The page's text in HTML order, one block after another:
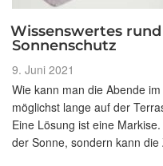
Wissenswertes
Sonnenschutz
Veröffentlicht
am
9. Juni 2021
Wie kann man die Abende
möglichst lange auf der
Eine Lösung ist eine
der Sonne, sondern kann